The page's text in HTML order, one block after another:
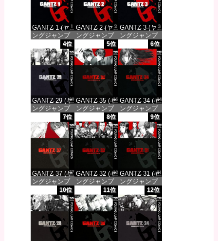
GANTZ 1 (ヤ
ングジャンプ
コミックス
DIGITAL)
価格：¥617
GANTZ 2 (ヤ
ングジャンプ
コミックス
DIGITAL)
価格：¥617
GANTZ 3 (ヤ
ングジャンプ
コミックス
DIGITAL)
価格：¥617
4位
GANTZ 29 (ヤ
ングジャンプ
コミックス
DIGITAL)
価格：¥647
5位
GANTZ 35 (ヤ
ングジャンプ
コミックス
DIGITAL)
価格：¥647
6位
GANTZ 34 (ヤ
ングジャンプ
コミックス
DIGITAL)
価格：¥647
7位
GANTZ 37 (ヤ
ングジャンプ
コミックス
DIGITAL)
価格：¥647
8位
GANTZ 32 (ヤ
ングジャンプ
コミックス
DIGITAL)
価格：¥647
9位
GANTZ 31 (ヤ
ングジャンプ
コミックス
DIGITAL)
価格：¥647
10位 11位 12位